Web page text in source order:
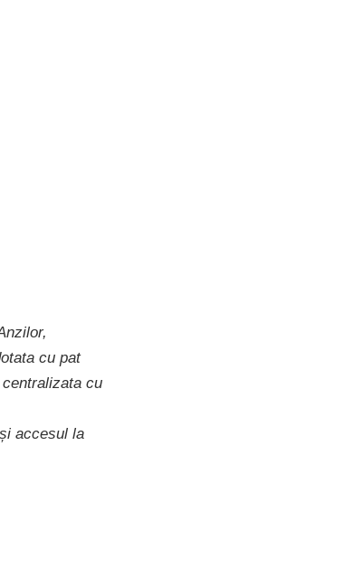
cu pat
cu
accesul la